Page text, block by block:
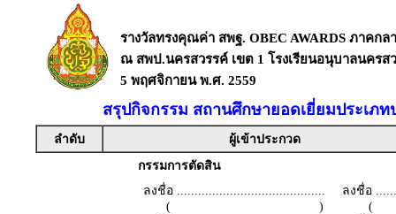
รางวัลทรงคุณค่า สพฐ. OBEC AWARDS ภาคก
ณ สพป.นครสวรรค์ เขต 1 โรงเรียนอนุบาลนคร
5 พฤศจิกายน พ.ศ. 2559
สรุปกิจกรรม สถานศึกษายอดเยี่ยมประเภ
ลำดับ
ผู้เข้าประกวด
กรรมการตัดสิน
ลงชื่อ ..........................................
( )
ลงชื่อ